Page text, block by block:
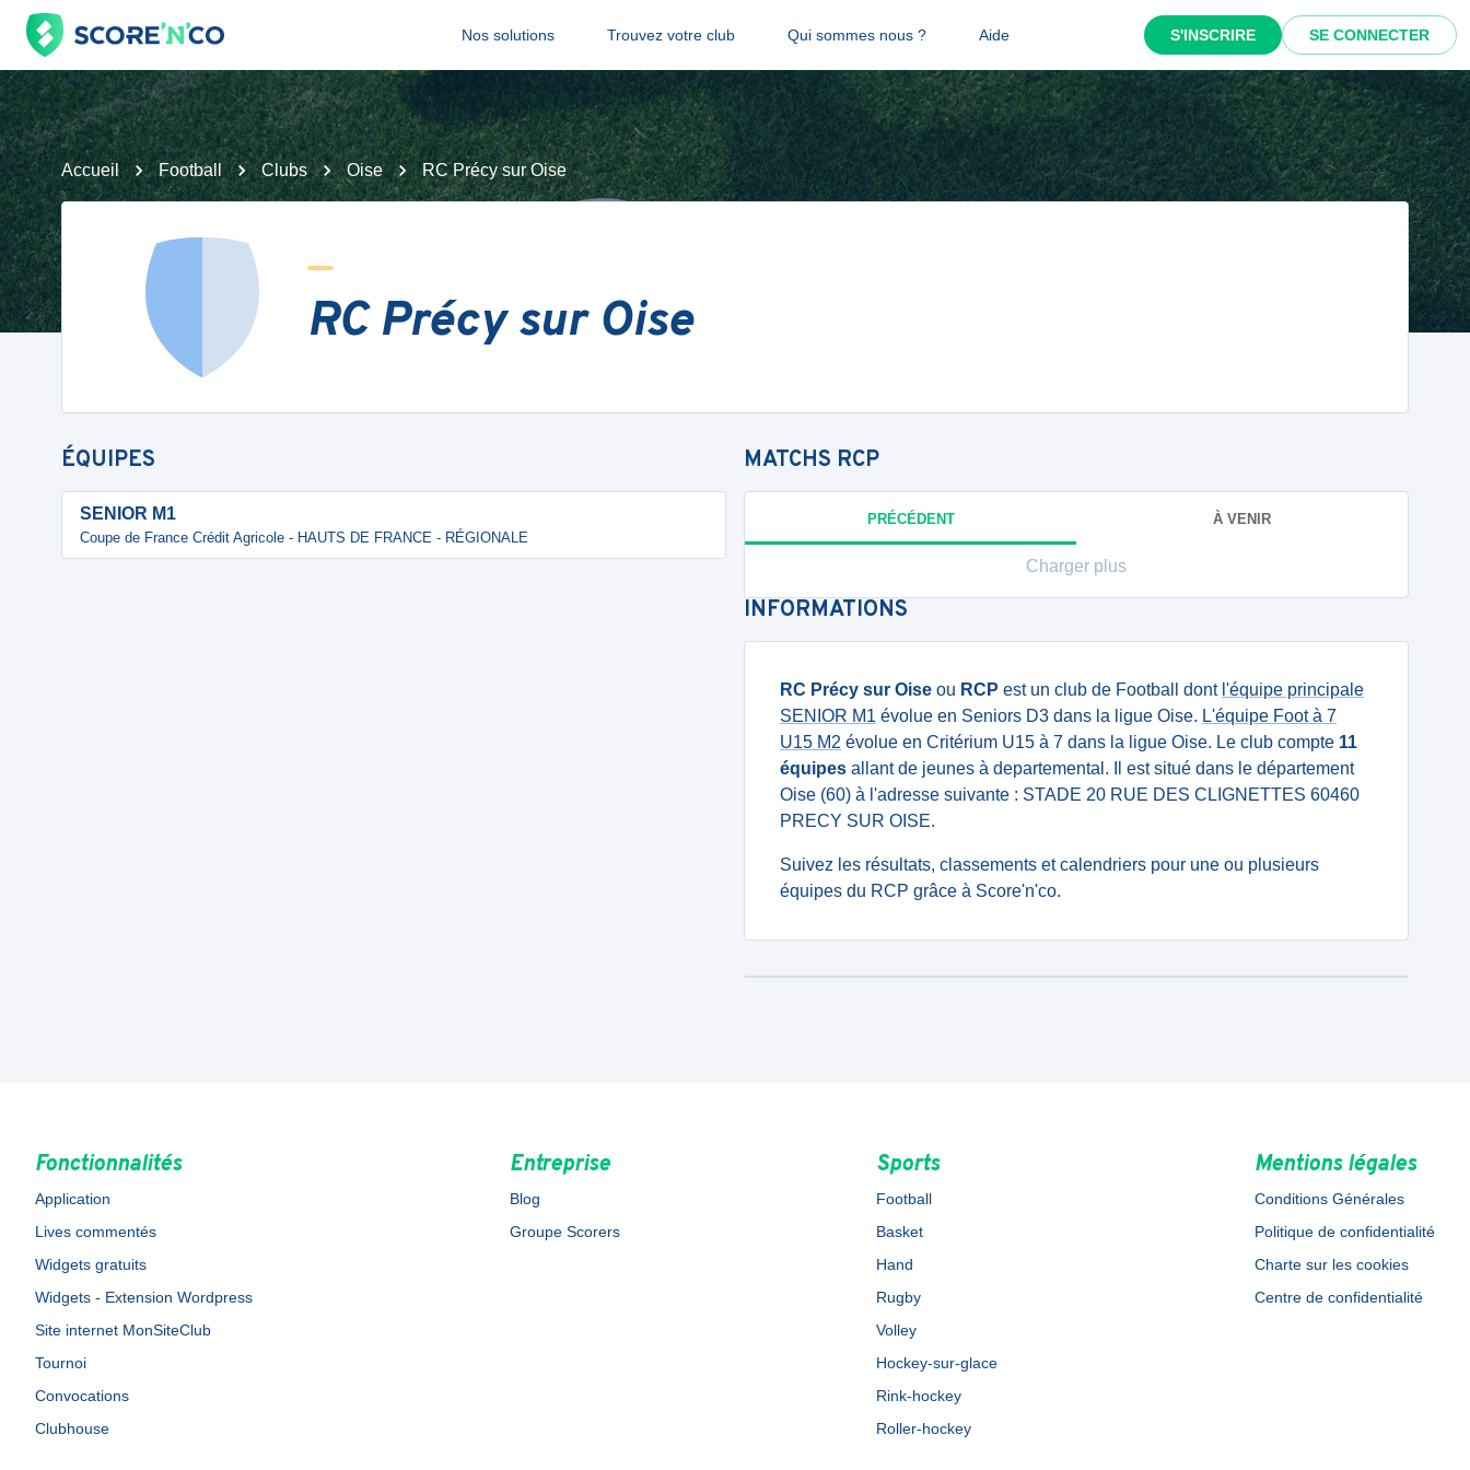
Nos solutions Trouvez votre club Qui sommes nous ? Aide S'INSCRIRE SE CONNECTER
Accueil Football Clubs Oise RC Précy sur Oise
RC Précy sur Oise
ÉQUIPES
SENIOR M1
Coupe de France Crédit Agricole - HAUTS DE FRANCE - RÉGIONALE
MATCHS RCP
PRÉCÉDENT À VENIR
Charger plus
INFORMATIONS
RC Précy sur Oise ou RCP est un club de Football dont l'équipe principale
SENIOR M1 évolue en Seniors D3 dans la ligue Oise. L'équipe Foot à 7
U15 M2 évolue en Critérium U15 à 7 dans la ligue Oise. Le club compte 11
équipes allant de jeunes à departemental. Il est situé dans le département
Oise (60) à l'adresse suivante : STADE 20 RUE DES CLIGNETTES 60460
PRECY SUR OISE.
Suivez les résultats, classements et calendriers pour une ou plusieurs
équipes du RCP grâce à Score'n'co.
Fonctionnalités
Application
Lives commentés
Widgets gratuits
Widgets - Extension Wordpress
Site internet MonSiteClub
Tournoi
Convocations
Clubhouse
Entreprise
Blog
Groupe Scorers
Sports
Football
Basket
Hand
Rugby
Volley
Hockey-sur-glace
Rink-hockey
Roller-hockey
Mentions légales
Conditions Générales
Politique de confidentialité
Charte sur les cookies
Centre de confidentialité